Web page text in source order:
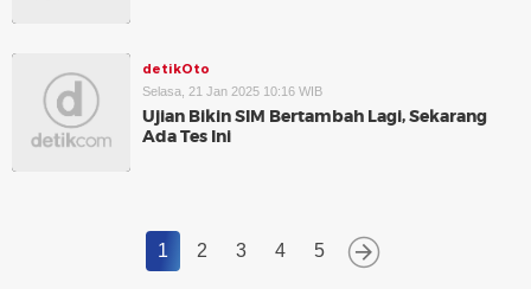
detikOto
Selasa, 21 Jan 2025 10:16 WIB
Ujian Bikin SIM Bertambah Lagi, Sekarang
Ada Tes Ini
1 2 3 4 5